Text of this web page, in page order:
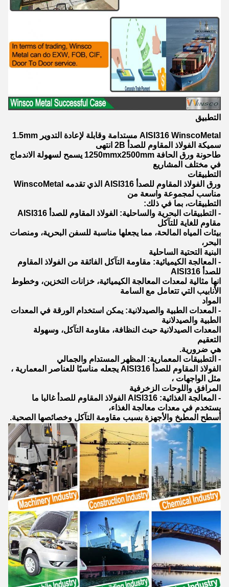
التطبيق
AISI316 WinscoMetal مستدامة وقابلة لإعادة التدوير 1.5mm
سميكة الفولاذ المقاوم للصدأ 2B انتهى
طاحونة ورق الحافة 1250mmx2500mm يسمح لسهولة الاندماج
في مختلف المشاريع
التطبيقات
ورق الفولاذ المقاوم للصدأ AISI316 الذي تقدمه WinscoMetal
مناسب لمجموعة واسعة من
التطبيقات، بما في ذلك:
- التطبيقات البحرية والساحلية: الفولاذ المقاوم للصدأ AISI316
مقاوم للغاية للتآكل
بيئات المياه المالحة، مما يجعلها مناسبة للسفن البحرية، ومنصات
البحر،
البنية التحتية الساحلية
- المعالجة الكيميائية: مقاومة التآكل الفائقة من الفولاذ المقاوم
للصدأ AISI316
انها مثالية لمعدات المعالجة الكيميائية، خزانات التخزين، وخطوط
الأنابيب التي تتعامل مع السامة
المواد
- المعدات الطبية والصيدلانية: يمكن استخدام الورقة في المعدات
الطبية والصيدلانية
المعدات الصيدلانية حيث النظافة، مقاومة التآكل، وسهولة
التعقيم
هي ضرورية.
- التطبيقات المعمارية: المظهر المستدام والجمالي
الفولاذ المقاوم للصدأ AISI316 يجعله مناسبًا للعناصر المعمارية ،
مثل الواجهات ،
المرافق واللوحات الزخرفية
- المعالجة الغذائية: AISI316 الفولاذ المقاوم للصدأ غالبا ما
يستخدم في معدات معالجة الغذاء،
أسطح المطبخ والأجهزة بسبب مقاومة التآكل وخصائصها الصحية.